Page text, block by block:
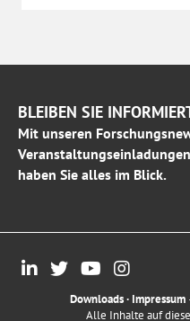
BLEIBEN SIE
Mit unseren
haben Sie alles im Blick.
Downloads· Impressum ·
Alle Inhalte auf